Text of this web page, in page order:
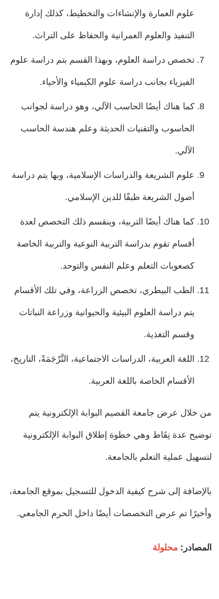
علوم العمارة والإنشاءات والتخطيط، كذلك إدارة
التنفيذ والعلوم العمرانية والحفاظ على التراث.
تخصص دراسة العلوم، وبهذا القسم بتم دراسة علوم
الفيزياء بجانب دراسة علوم الكيمياء والأحياء.
كما هناك أيضًا الحاسب الآلي، وهو دراسة لجوانب
الحاسوب والتقنيات الحديثة وعلم هندسة الحاسب
الآلي.
علوم الشريعة والدراسات الإسلامية، وبها يتم دراسة
أصول الشريعة طبقًا للدين الإسلامي.
كما هناك أيضًا التربية، وينقسم ذلك التخصص لعدة
أقسام تقوم بدراسة التربية النوعية والتربية الخاصة
كصعوبات التعلم وعلم النفس والتوحد.
الطب البيطري، تخصص الزراعة، وفي تلك الأقسام
يتم دراسة العلوم البيئية والحيوانية وزراعة النباتات
وقسم التغذية.
اللغة العربية، الدراسات الاجتماعية، التَّرْجَمَةً، التاريخ،
الأقسام الخاصة باللغة العربية.
من خلال عرض جامعة القصيم البوابة الإلكترونية يتم
توضيح عدة نِقَاط وهي خطوة إطلاق البوابة الإلكترونية
لتسهيل عملية التعلم بالجامعة.
بالإضافة إلى شرح كيفية الدخول للتسجيل بموقع الجامعة،
وأخيرًا تم عرض التخصصات أيضًا داخل الحرم الجامعي.
المصادر : محلولة